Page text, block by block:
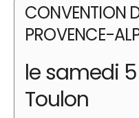
CONVENTION
PROVENCE-
le samedi
Toulon